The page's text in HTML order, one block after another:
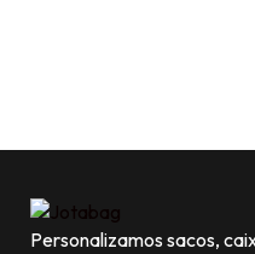
Personalizamos sacos,